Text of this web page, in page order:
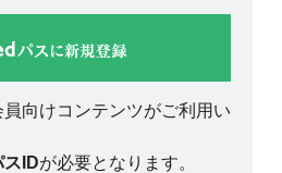
向けコンテンツがご利用い
IDが必要となります。